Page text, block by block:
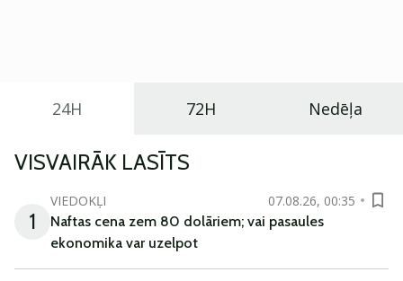
24H 72H Nedēļa
VISVAIRĀK LASĪTS
1
VIEDOKĻI
07.08.26, 00:35
Naftas cena zem 80 dolāriem; vai pasaules
ekonomika var uzelpot